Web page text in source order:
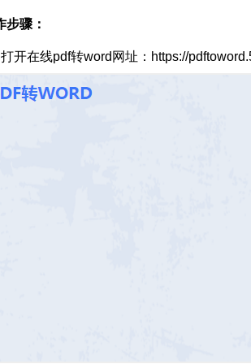
步骤：
开在线pdf转word网址：https://